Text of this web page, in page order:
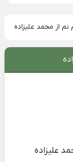
نم از محمد علیزاده
علیزاده